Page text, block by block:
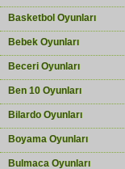
Basketbol Oyunları
Bebek Oyunları
Beceri Oyunları
Ben 10 Oyunları
Bilardo Oyunları
Boyama Oyunları
Bulmaca Oyunları